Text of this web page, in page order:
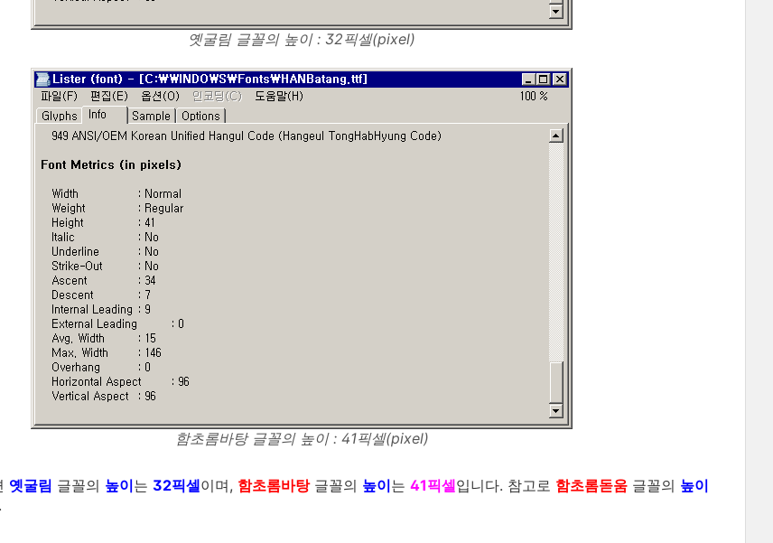
옛굴림 글꼴의 높이 : 32픽셀(pixel)
함초롬바탕 글꼴의 높이 : 41픽셀(pixel)
옛굴림 글꼴의 높이는 32픽셀이며, 함초롬바탕글꼴의 높이는 41픽셀입니다. 참고로 함초롬돋움 글꼴의 높이